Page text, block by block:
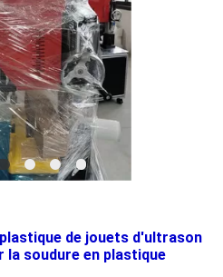
de jouets d'ultrason
la soudure en plastique